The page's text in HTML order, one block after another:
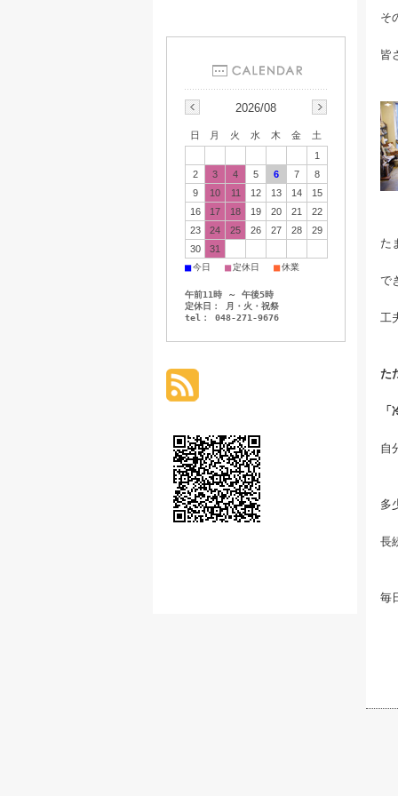
そ
皆
た
で
工
た
自
多
長
毎
2026/08
日 月 火 水 木 金
土
1
2
3 4 5 6 7
8
9
10 11 12 13 14
15
16
17 18 19 20 21
22
23
24 25 26 27 28
29
30
31
■今日 ■定休日 ■休業
午前11時 ～ 午後5時
定休日： 月・火・祝祭
tel： 048-271-9676